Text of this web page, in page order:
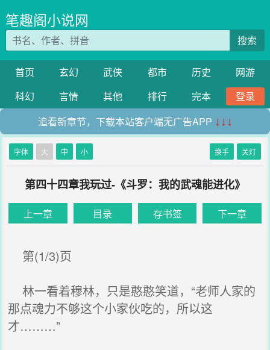
笔趣阁小说网
搜索
首页 玄幻 武侠 都市 历史
网游
科幻
言情 其他 排行 完本
登录
追看新章节，下载本站客户端无广告APP ↓↓↓
字体 大 中 小 换手 关灯
第四十四章我玩过-《斗罗：我的武魂能进化》
上一章 目录 存书签 下一章
第(1/3)页
林一看着穆林，只是憨憨笑道，“老师人家的
那点魂力不够这个小家伙吃的，所以这
才………”